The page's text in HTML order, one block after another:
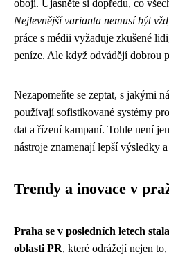
obojí. Ujasněte si dopředu, co
Nejlevnější varianta nemusí být
práce s médii vyžaduje zkušené
peníze. Ale když odvádějí dobrou
Nezapomeňte se zeptat, s jakými
používají sofistikované systémy
dat a řízení kampaní. Tohle není
nástroje znamenají lepší výsledky
Trendy a inovace v
Praha se v posledních letech
oblasti PR, které odrážejí nejen